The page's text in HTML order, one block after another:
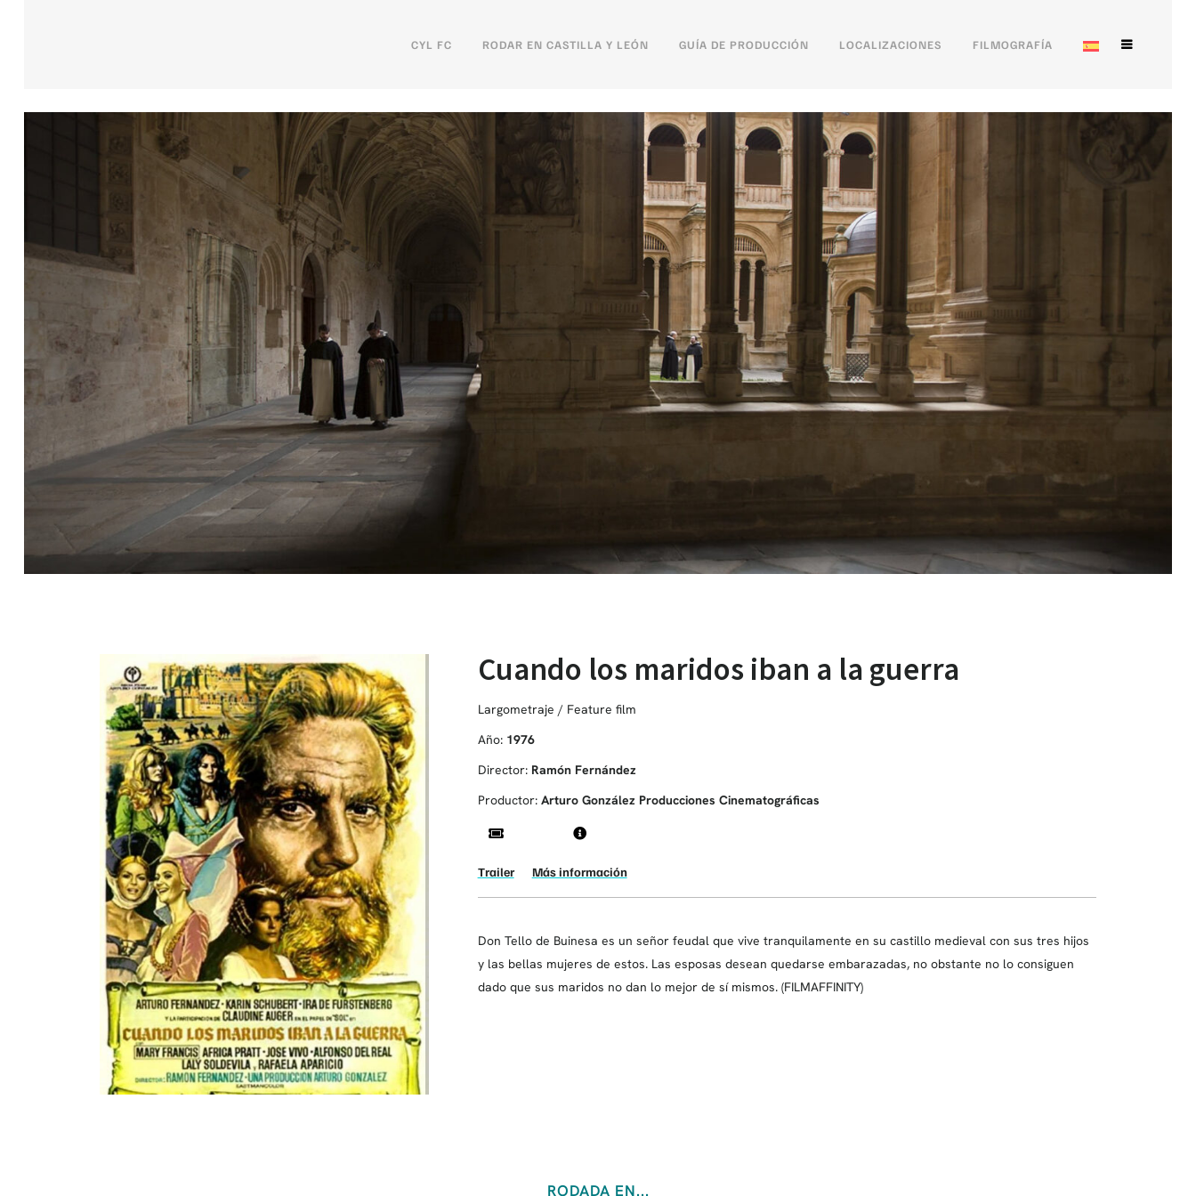
CYL FC RODAR EN CASTILLA Y LEÓN GUÍA DE PRODUCCIÓN LOCALIZACIONES FILMOGRAFÍA
Cuando los maridos iban a la guerra
Largometraje / Feature film
Año: 1976
Director: Ramón Fernández
Productor: Arturo González Producciones Cinematográficas
Trailer Más información
Don Tello de Buinesa es un señor feudal que vive tranquilamente en su castillo medieval con sus tres hijos
y las bellas mujeres de estos. Las esposas desean quedarse embarazadas, no obstante no lo consiguen
dado que sus maridos no dan lo mejor de sí mismos. (FILMAFFINITY)
RODADA EN...